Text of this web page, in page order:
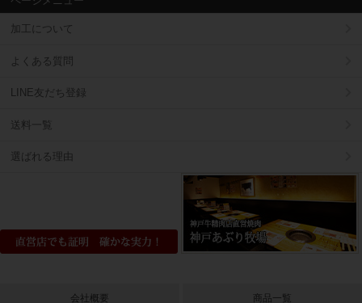
加工について
よくある質問
LINE友だち登録
送料一覧
選ばれる理由
会社概要 商品一覧